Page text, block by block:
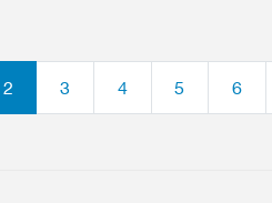
2 3 4 5 6